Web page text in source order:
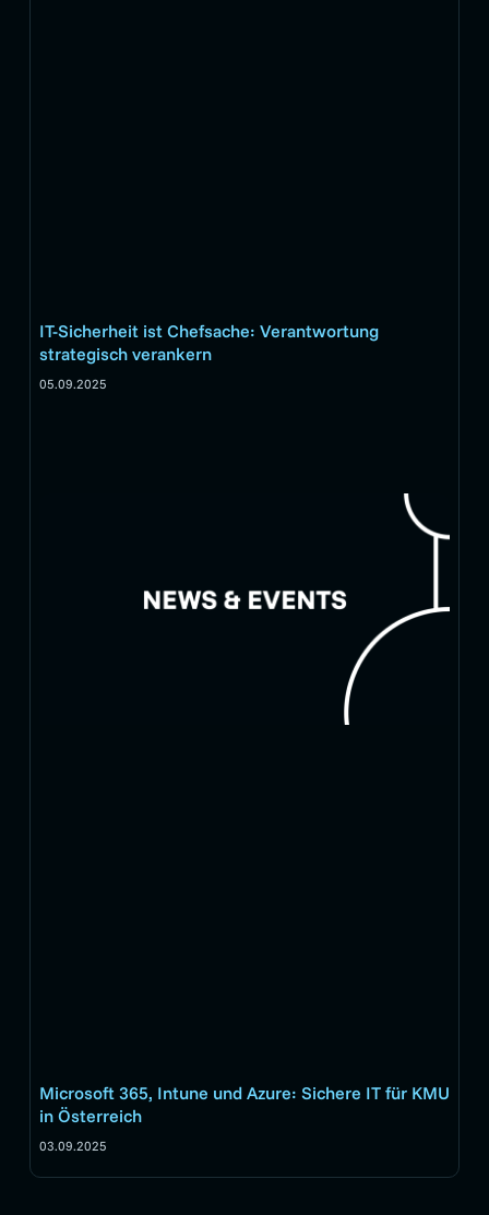
IT-Sicherheit ist Chefsache: Verantwortung
strategisch verankern
05.09.2025
Microsoft 365, Intune und Azure: Sichere IT für KMU
in Österreich
03.09.2025